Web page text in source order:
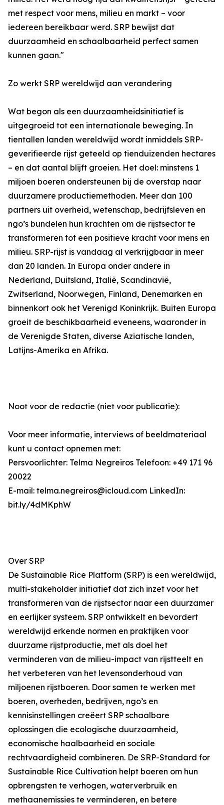
met respect voor mens, milieu en markt – voor
iedereen bereikbaar werd. SRP bewijst dat
duurzaamheid en schaalbaarheid perfect samen
kunnen gaan."
Zo werkt SRP wereldwijd aan verandering
Wat begon als een duurzaamheidsinitiatief is
uitgegroeid tot een internationale beweging. In
tientallen landen wereldwijd wordt inmiddels SRP-
geverifieerde rijst geteeld op tienduizenden hectares
– en dat aantal blijft groeien. Het doel: minstens 1
miljoen boeren ondersteunen bij de overstap naar
duurzamere productiemethoden. Meer dan 100
partners uit overheid, wetenschap, bedrijfsleven en
ngo’s bundelen hun krachten om de rijstsector te
transformeren tot een positieve kracht voor mens en
milieu. SRP-rijst is vandaag al verkrijgbaar in meer
dan 20 landen. In Europa onder andere in
Nederland, Duitsland, Italië, Scandinavië,
Zwitserland, Noorwegen, Finland, Denemarken en
binnenkort ook het Verenigd Koninkrijk. Buiten Europa
groeit de beschikbaarheid eveneens, waaronder in
de Verenigde Staten, diverse Aziatische landen,
Latijns-Amerika en Afrika.
Noot voor de redactie (niet voor publicatie):
Voor meer informatie, interviews of beeldmateriaal
kunt u contact opnemen met:
Persvoorlichter: Telma Negreiros Telefoon: +49 171 96
20022
E-mail: telma.negreiros@icloud.com LinkedIn:
bit.ly/4dMKphW
Over SRP
De Sustainable Rice Platform (SRP) is een wereldwijd,
multi-stakeholder initiatief dat zich inzet voor het
transformeren van de rijstsector naar een duurzamer
en eerlijker systeem. SRP ontwikkelt en bevordert
wereldwijd erkende normen en praktijken voor
duurzame rijstproductie, met als doel het
verminderen van de milieu-impact van rijstteelt en
het verbeteren van het levensonderhoud van
miljoenen rijstboeren. Door samen te werken met
boeren, overheden, bedrijven, ngo’s en
kennisinstellingen creëert SRP schaalbare
oplossingen die ecologische duurzaamheid,
economische haalbaarheid en sociale
rechtvaardigheid combineren. De SRP-Standard for
Sustainable Rice Cultivation helpt boeren om hun
opbrengsten te verhogen, waterverbruik en
methaanemissies te verminderen, en betere